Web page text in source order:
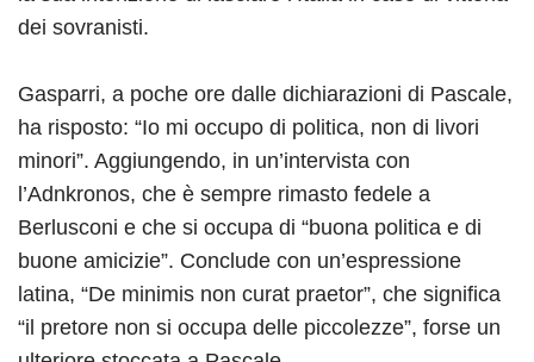
dei sovranisti.
Gasparri, a poche ore dalle dichiarazioni di Pascale,
ha risposto: “Io mi occupo di politica, non di livori
minori”. Aggiungendo, in un’intervista con
l’Adnkronos, che è sempre rimasto fedele a
Berlusconi e che si occupa di “buona politica e di
buone amicizie”. Conclude con un’espressione
latina, “De minimis non curat praetor”, che significa
“il pretore non si occupa delle piccolezze”, forse un